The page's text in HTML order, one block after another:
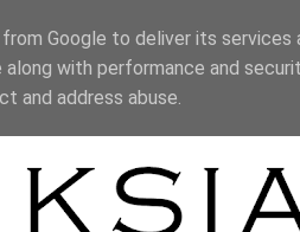
Google to deliver its
along with performance and
and address abuse.